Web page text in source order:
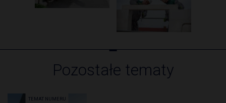
Pozostałe tematy
TEMAT NUMERU